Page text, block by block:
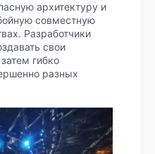
архитектуру и
совместную
Разработчики
свои
гибко
разных